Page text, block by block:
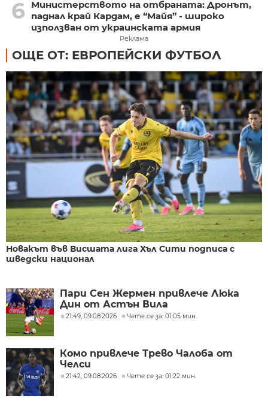
6
Министерството на отбраната: Дронът,
паднал край Кардам, е “Майя” - широко
използван от украинската армия
Реклама
ОЩЕ ОТ: ЕВРОПЕЙСКИ ФУТБОЛ
Новакът във Висшата лига Хъл Сити подписа с
шведски национал
Пари Сен Жермен привлече Люка
Дин от Астън Вила
21:49, 09.08.2026 Чете се за: 01:05 мин.
Комо привлече Трево Чалоба от
Челси
21:42, 09.08.2026 Чете се за: 01:22 мин.